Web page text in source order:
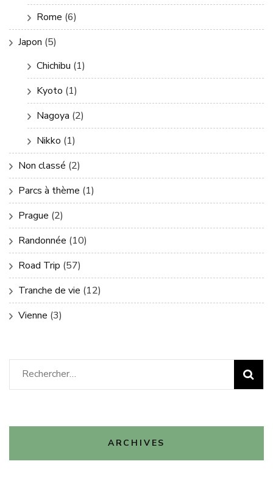
Rome (6)
Japon (5)
Chichibu (1)
Kyoto (1)
Nagoya (2)
Nikko (1)
Non classé (2)
Parcs à thème (1)
Prague (2)
Randonnée (10)
Road Trip (57)
Tranche de vie (12)
Vienne (3)
Rechercher :
ARCHIVES